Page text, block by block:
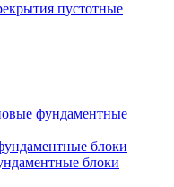
пустотные
фундаментные
блоки
блоки